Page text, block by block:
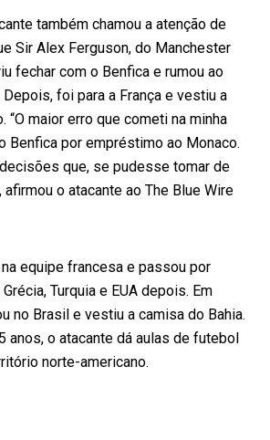
também chamou a atenção de
Sir Alex Ferguson, do Manchester
fechar com o Benfica e rumou ao
foi para a França e vestiu a
“O maior erro que cometi na minha
Benfica por empréstimo ao Monaco.
que, se pudesse tomar de
afirmou o atacante ao The Blue Wire
equipe francesa e passou por
Turquia e EUA depois. Em
no Brasil e vestiu a camisa do Bahia.
anos, o atacante dá aulas de futebol
norte-americano.